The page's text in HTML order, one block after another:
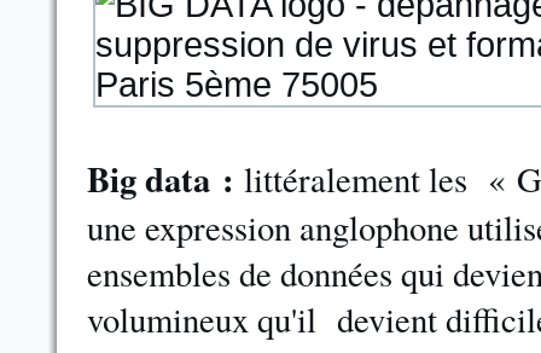
Big data : littéralement les «
une expression anglophone
ensembles de données qui
volumineux qu'il devient